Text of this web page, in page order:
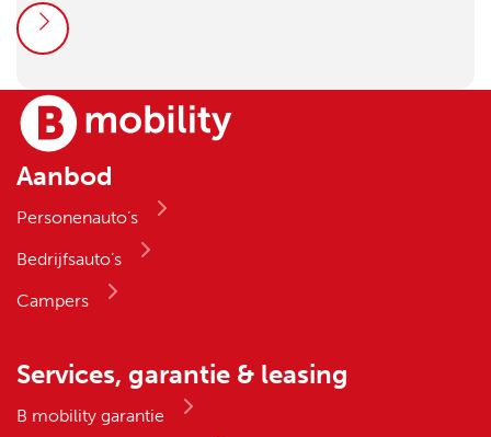
Aanbod
Personenauto’s
Bedrijfsauto’s
Campers
Services, garantie & leasing
B mobility garantie